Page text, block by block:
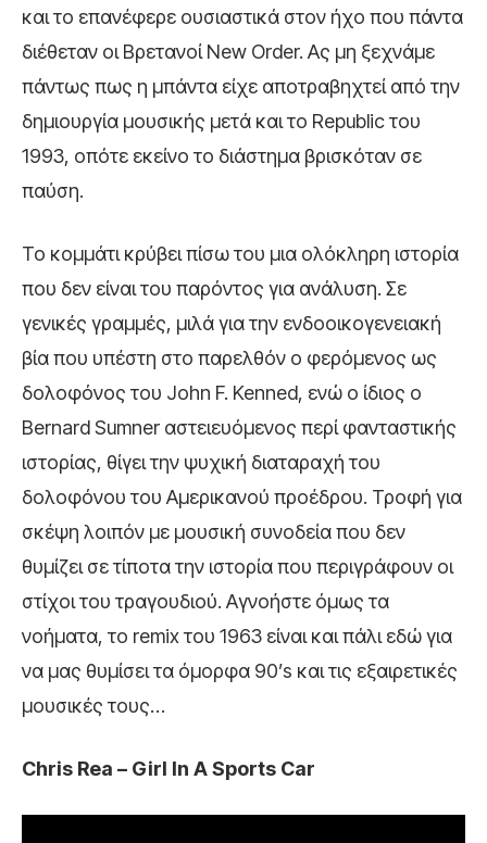
και το επανέφερε ουσιαστικά στον ήχο που πάντα
διέθεταν οι Βρετανοί New Order. Ας μη ξεχνάμε
πάντως πως η μπάντα είχε αποτραβηχτεί από την
δημιουργία μουσικής μετά και το Republic του
1993, οπότε εκείνο το διάστημα βρισκόταν σε
παύση.
Το κομμάτι κρύβει πίσω του μια ολόκληρη ιστορία
που δεν είναι του παρόντος για ανάλυση. Σε
γενικές γραμμές, μιλά για την ενδοοικογενειακή
βία που υπέστη στο παρελθόν ο φερόμενος ως
δολοφόνος του John F. Kenned, ενώ ο ίδιος ο
Bernard Sumner αστειευόμενος περί φανταστικής
ιστορίας, θίγει την ψυχική διαταραχή του
δολοφόνου του Αμερικανού προέδρου. Τροφή για
σκέψη λοιπόν με μουσική συνοδεία που δεν
θυμίζει σε τίποτα την ιστορία που περιγράφουν οι
στίχοι του τραγουδιού. Αγνοήστε όμως τα
νοήματα, το remix του 1963 είναι και πάλι εδώ για
να μας θυμίσει τα όμορφα 90’s και τις εξαιρετικές
μουσικές τους…
Chris Rea – Girl In A Sports Car